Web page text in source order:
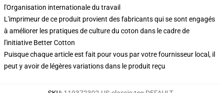
l'Organisation internationale du travail
L'imprimeur de ce produit provient des fabricants qui se sont engagés
à améliorer les pratiques de culture du coton dans le cadre de
l'initiative Better Cotton
Puisque chaque article est fait pour vous par votre fournisseur local, il
peut y avoir de légères variations dans le produit reçu